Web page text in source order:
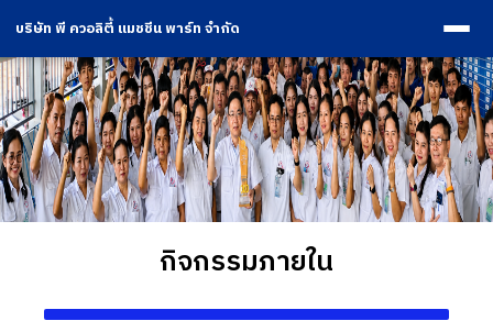
บริษัท พี ควอลิตี้ แมชชีน พาร์ท จำกัด
กิจกรรมภายใน